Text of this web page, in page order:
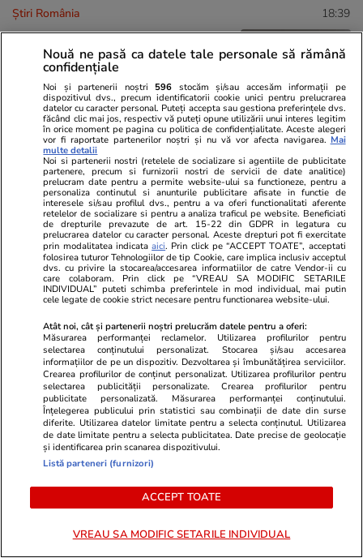
Știri România 18:39
141 de localități din România
au restricții la apă: 80 în sistem
centralizat și 61 dependente de
puțuri și fântâni
13:21
Adormirea Maicii Domnului – o
reflecție asupra unei mari
sărbători
05 aug.
Auziți balastierele găinarilor
cum încarcă la cutiile de
pantofi?
Prima lună fără Călin
Nouă ne pasă ca datele tale personale să rămână
confidențiale
Noi și partenerii noștri 596 stocăm și/sau accesăm informații pe
dispozitivul dvs., precum identificatorii cookie unici pentru prelucrarea
datelor cu caracter personal. Puteți accepta sau gestiona preferințele dvs.
făcând clic mai jos, respectiv vă puteți opune utilizării unui interes legitim
în orice moment pe pagina cu politica de confidențialitate. Aceste alegeri
vor fi raportate partenerilor noștri și nu vă vor afecta navigarea. Mai
multe detalii
Noi si partenerii nostri (retelele de socializare si agentiile de publicitate
partenere, precum si furnizorii nostri de servicii de date analitice)
prelucram date pentru a permite website-ului sa functioneze, pentru a
personaliza continutul si anunturile publicitare afisate in functie de
interesele si/sau profilul dvs., pentru a va oferi functionalitati aferente
retelelor de socializare si pentru a analiza traficul pe website. Beneficiati
de drepturile prevazute de art. 15-22 din GDPR in legatura cu
prelucrarea datelor cu caracter personal. Aceste drepturi pot fi exercitate
prin modalitatea indicataaici. Prin click pe “ACCEPT TOATE”, acceptati
folosirea tuturor Tehnologiilor de tip Cookie, care implica inclusiv acceptul
dvs. cu privire la stocarea/accesarea informatiilor de catre Vendor-ii cu
care colaboram. Prin click pe “VREAU SA MODIFIC SETARILE
INDIVIDUAL” puteti schimba preferintele in mod individual, mai putin
cele legate de cookie strict necesare pentru functionarea website-ului.
Atât noi, cât și partenerii noștri prelucrăm datele pentru a oferi:
Măsurarea performanței reclamelor. Utilizarea profilurilor pentru
selectarea conținutului personalizat. Stocarea și/sau accesarea
informațiilor de pe un dispozitiv. Dezvoltarea și îmbunătățirea serviciilor.
Crearea profilurilor de conținut personalizat. Utilizarea profilurilor pentru
selectarea publicității personalizate. Crearea profilurilor pentru
publicitate personalizată. Măsurarea performanței conținutului.
Înțelegerea publicului prin statistici sau combinații de date din surse
diferite. Utilizarea datelor limitate pentru a selecta conținutul. Utilizarea
de date limitate pentru a selecta publicitatea. Date precise de geolocație
și identificarea prin scanarea dispozitivului.
Listă parteneri (furnizori)
ACCEPT TOATE
VREAU SA MODIFIC SETARILE INDIVIDUAL